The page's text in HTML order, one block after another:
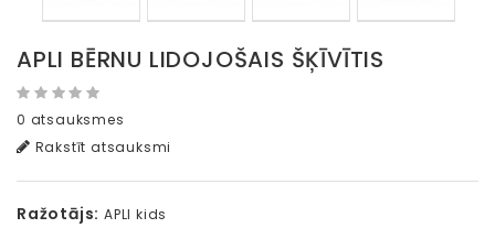
APLI BĒRNU LIDOJOŠAIS ŠĶĪVĪTIS
0 atsauksmes
Rakstīt atsauksmi
Ražotājs: APLI kids